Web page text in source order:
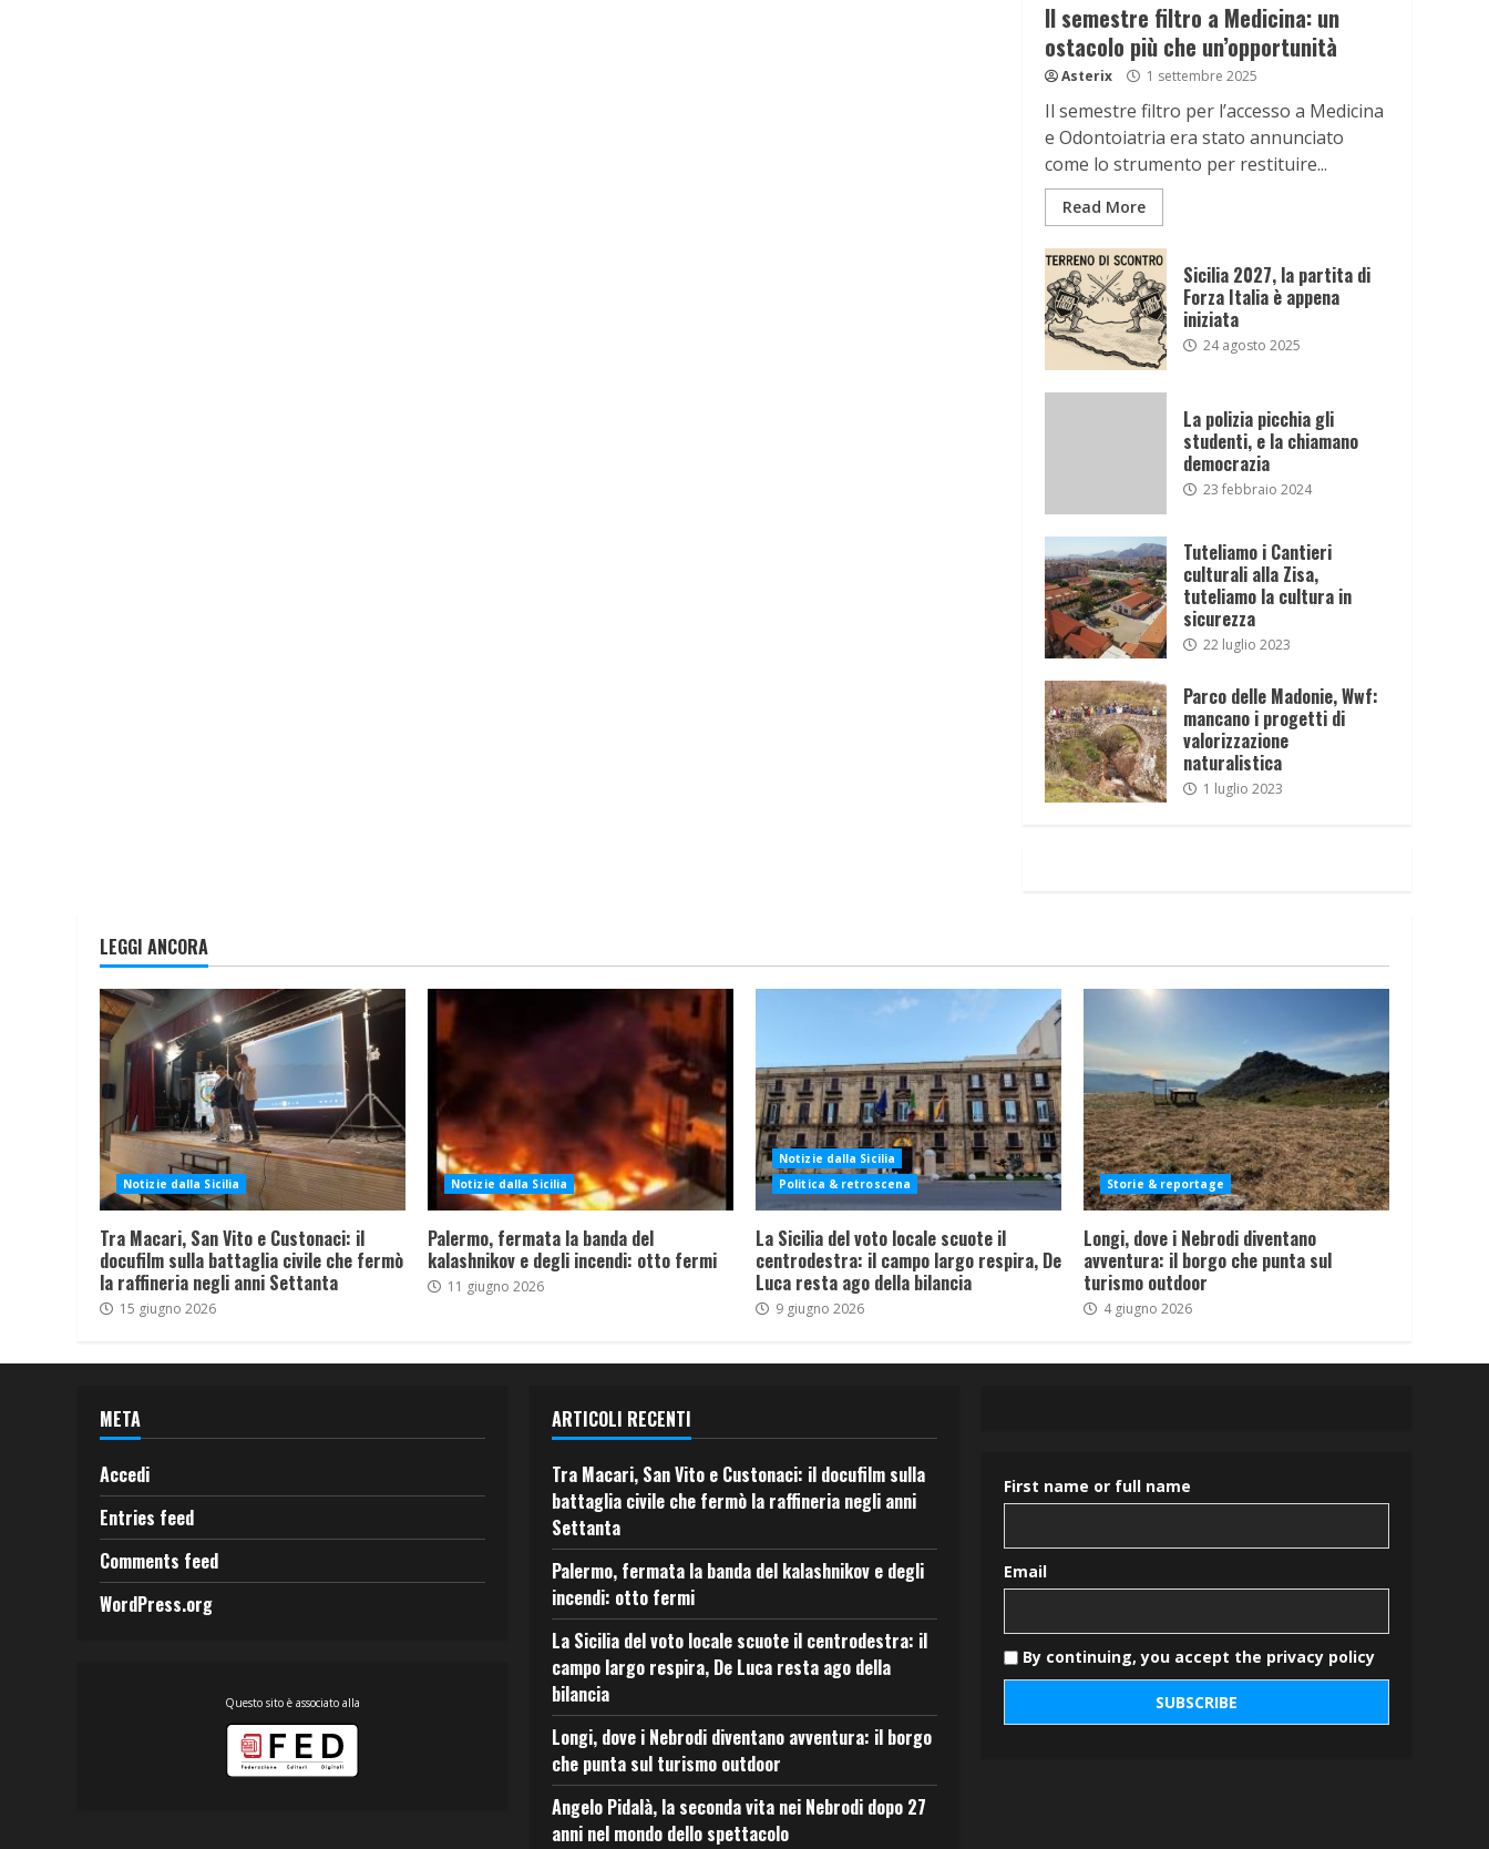
Il semestre filtro a Medicina: un
ostacolo più che un’opportunità
Asterix 1 settembre 2025
Il semestre filtro per l’accesso a Medicina
e Odontoiatria era stato annunciato
come lo strumento per restituire...
Read More
Sicilia 2027, la partita di
Forza Italia è appena
iniziata
24 agosto 2025
La polizia picchia gli
studenti, e la chiamano
democrazia
23 febbraio 2024
Tuteliamo i Cantieri
culturali alla Zisa,
tuteliamo la cultura in
sicurezza
22 luglio 2023
Parco delle Madonie, Wwf:
mancano i progetti di
valorizzazione
naturalistica
1 luglio 2023
LEGGI ANCORA
Notizie dalla Sicilia
Tra Macari, San Vito e Custonaci: il
docufilm sulla battaglia civile che fermò
la raffineria negli anni Settanta
15 giugno 2026
Notizie dalla Sicilia
Palermo, fermata la banda del
kalashnikov e degli incendi: otto fermi
11 giugno 2026
Notizie dalla Sicilia
Politica & retroscena
La Sicilia del voto locale scuote il
centrodestra: il campo largo respira, De
Luca resta ago della bilancia
9 giugno 2026
Storie & reportage
Longi, dove i Nebrodi diventano
avventura: il borgo che punta sul
turismo outdoor
4 giugno 2026
META
Accedi
Entries feed
Comments feed
WordPress.org
Questo sito è associato alla
ARTICOLI RECENTI
Tra Macari, San Vito e Custonaci: il docufilm sulla
battaglia civile che fermò la raffineria negli anni
Settanta
Palermo, fermata la banda del kalashnikov e degli
incendi: otto fermi
La Sicilia del voto locale scuote il centrodestra: il
campo largo respira, De Luca resta ago della
bilancia
Longi, dove i Nebrodi diventano avventura: il borgo
che punta sul turismo outdoor
Angelo Pidalà, la seconda vita nei Nebrodi dopo 27
anni nel mondo dello spettacolo
First name or full name
Email
By continuing, you accept the privacy policy